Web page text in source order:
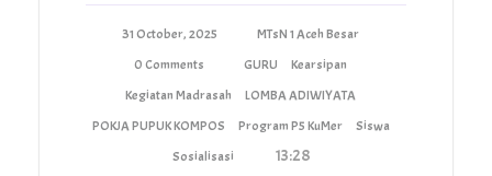
31 October, 2025
MTsN 1 Aceh Besar
0 Comments
GURU
Kearsipan
Kegiatan Madrasah
LOMBA ADIWIYATA
POKJA PUPUK KOMPOS
Program P5 KuMer
Siswa
Sosialisasi
13:28